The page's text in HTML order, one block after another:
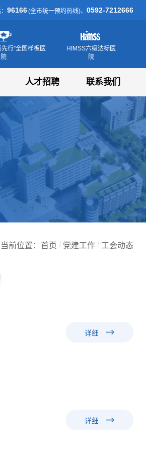
96166(全市统一预约热线)、 0592-7212666
行”全国样板医
院
HIMSS六级达标医
院
人才招聘 联系我们
当前位置： 首页 / 党建工作 / 工会动态
详细
详细